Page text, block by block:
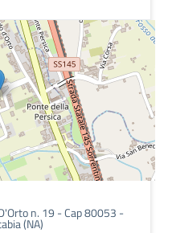
n. 19 - Cap 80053 -
(NA)